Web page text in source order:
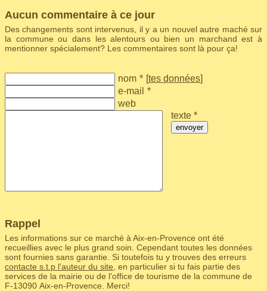
Aucun commentaire à ce jour
Des changements sont intervenus, il y a un nouvel autre maché sur
la commune ou dans les alentours ou bien un marchand est à
mentionner spécialement? Les commentaires sont là pour ça!
nom * [tes données]
e-mail *
web
texte *
envoyer
Rappel
Les informations sur ce marché à Aix-en-Provence ont été
recueillies avec le plus grand soin. Cependant toutes les données
sont fournies sans garantie. Si toutefois tu y trouves des erreurs
contacte s.t.p l'auteur du site , en particulier si tu fais partie des
services de la mairie ou de l'office de tourisme de la commune de
F‑13090 Aix-en-Provence. Merci!